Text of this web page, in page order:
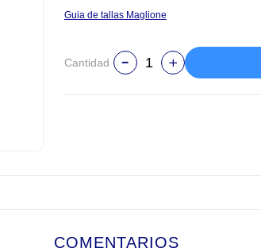
Guia de tallas Maglione
Cantidad
COMENTARIOS